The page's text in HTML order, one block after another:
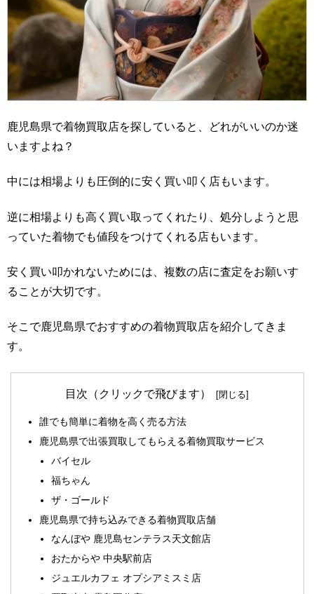
鹿児島県で着物買取店を探していると、どれがいいのか迷
いますよね？
中には相場よりも圧倒的に安く買い叩く店もいます。
逆に相場よりも高く買い取ってくれたり、処分しようと思
っていた着物でも値段をつけてくれる店もいます。
安く買い叩かれないためには、複数の店に査定をお願いす
ることが大切です。
そこで鹿児島県でおすすめの着物買取店を紹介してきま
す。
目次（クリックで飛びます）
誰でも簡単に着物を高く売る方法
鹿児島県で出張買取してもらえる着物買取サービス
バイセル
福ちゃん
ザ・ゴールド
鹿児島県で持ち込みできる着物買取店舗
なんぼや 鹿児島センテラス天文館店
おたからや 中央駅前店
ジュエルカフェ オプシアミスミ店